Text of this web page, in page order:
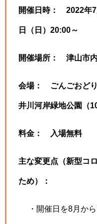
開催日時： 2022年7
日（日）20:00～
開催場所： 津山市
会場： ごんごおど
井川河岸緑地公園（
料金： 入場無料
主な変更点（新型コ
ため）：
・開催日を8月から